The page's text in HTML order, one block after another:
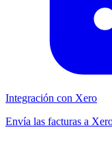
Integración con Xero
Envía las facturas a